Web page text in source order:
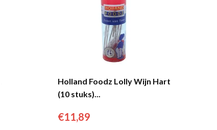
Holland Foodz Lolly Wijn Hart
(10 stuks)...
€11,89